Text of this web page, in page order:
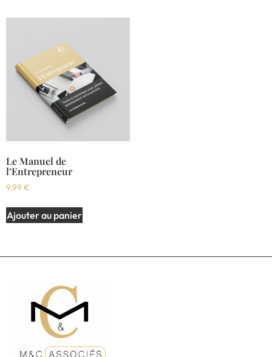
Le Manuel de
l’Entrepreneur
9,99 €
Ajouter au panier